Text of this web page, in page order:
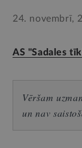
24. novembrī,
AS "Sadales
Vēršam
un nav